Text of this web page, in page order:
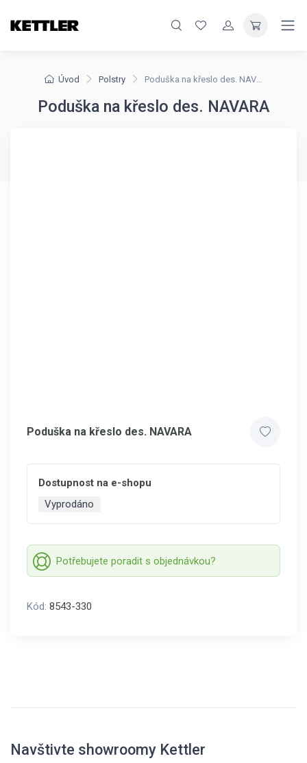
Úvod Polstry Poduška na křeslo des. NAVARA
Poduška na křeslo des. NAVARA
Poduška na křeslo des. NAVARA
Dostupnost na e-shopu
Vyprodáno
Potřebujete poradit s objednávkou?
Kód: 8543-330
Navštivte showroomy Kettler